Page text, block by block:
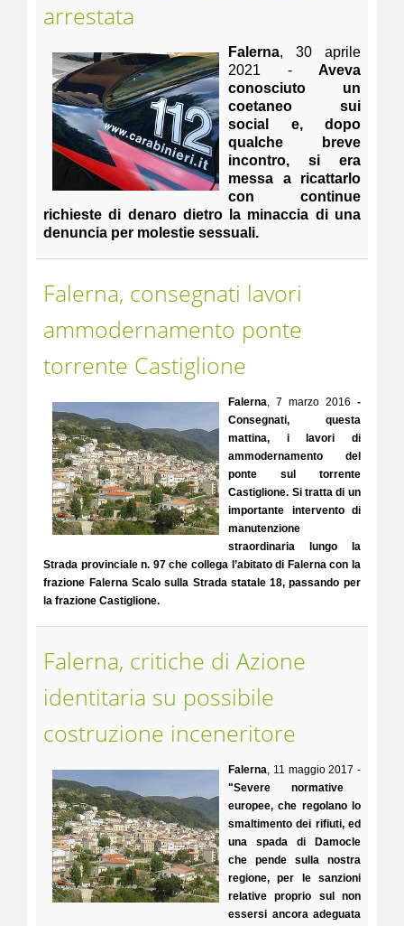
arrestata
Falerna, 30 aprile
2021 - Aveva
conosciuto un
coetaneo sui
social e, dopo
qualche breve
incontro, si era
messa a ricattarlo
con continue
richieste di denaro dietro la minaccia di una
denuncia per molestie sessuali.
Falerna, consegnati lavori
ammodernamento ponte
torrente Castiglione
Falerna, 7 marzo 2016 -
Consegnati, questa
mattina, i lavori di
ammodernamento del
ponte sul torrente
Castiglione. Si tratta di un
importante intervento di
manutenzione
straordinaria lungo la
Strada provinciale n. 97 che collega l’abitato di Falerna con la
frazione Falerna Scalo sulla Strada statale 18, passando per
la frazione Castiglione.
Falerna, critiche di Azione
identitaria su possibile
costruzione inceneritore
Falerna, 11 maggio 2017 -
"Severe normative
europee, che regolano lo
smaltimento dei rifiuti, ed
una spada di Damocle
che pende sulla nostra
regione, per le sanzioni
relative proprio sul non
essersi ancora adeguata